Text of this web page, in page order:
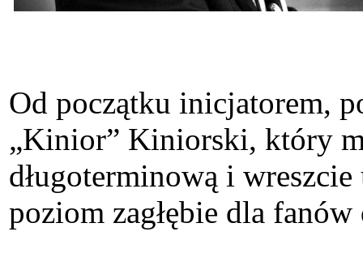
Od początku inicjatorem,
„Kinior” Kiniorski, który
długoterminową i
poziom zagłębie dla